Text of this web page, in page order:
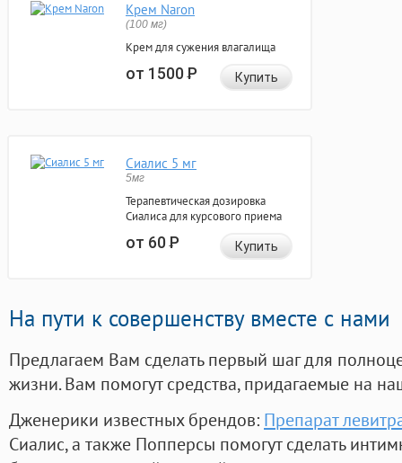
Крем Naron
(100 мг)
Крем для сужения влагалища
от 1500Р Купить
Сиалис 5 мг
5мг
Терапевтическая дозировка
Сиалиса для курсового приема
от 60Р Купить
На пути к совершенству вместе с нами
Предлагаем Вам сделать первый шаг для
жизни. Вам помогут средства, придагаемые на
Дженерики известных брендов: Препарат
Сиалис, а также Попперсы помогут сделать